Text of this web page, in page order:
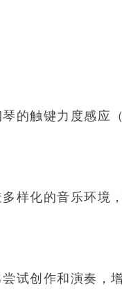
的触键力度感应
样化的音乐环境
试创作和演奏，